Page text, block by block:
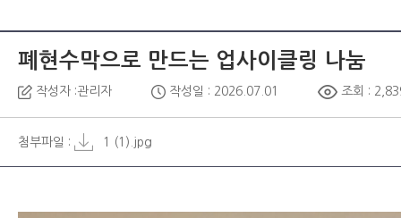
폐현수막으로 만드는 업사이클링 나눔
작성자 :관리자 작성일 : 2026.07.01 조회 :
첨부파일 : 1 (1).jpg